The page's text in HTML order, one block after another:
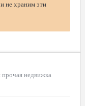
не храним эти
недвижка